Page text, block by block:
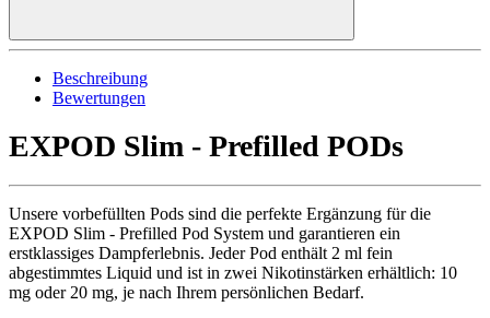
Beschreibung
Bewertungen
EXPOD Slim - Prefilled PODs
Unsere vorbefüllten Pods sind die perfekte Ergänzung für die
EXPOD Slim - Prefilled Pod System und garantieren ein
erstklassiges Dampferlebnis. Jeder Pod enthält 2 ml fein
abgestimmtes Liquid und ist in zwei Nikotinstärken erhältlich: 10
mg oder 20 mg, je nach Ihrem persönlichen Bedarf.